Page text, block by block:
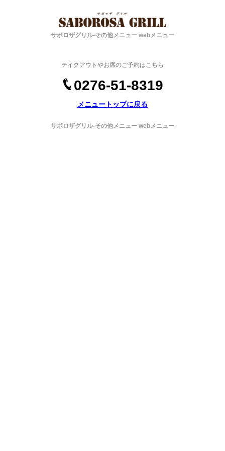
サボロザグリル-その他メニュー webメニュー
テイクアウトやお席のご予約はこちら
0276-51-8319
メニュートップに戻る
サボロザグリル-その他メニュー webメニュー